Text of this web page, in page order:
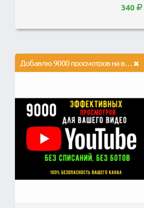
340
Добавлю 9000 просмотров на видео в Youtube